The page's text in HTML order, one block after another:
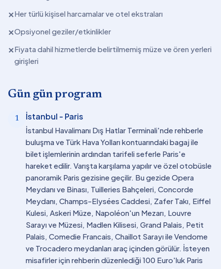
✕Her türlü kişisel harcamalar ve otel ekstraları
✕Opsiyonel geziler/etkinlikler
✕Fiyata dahil hizmetlerde belirtilmemiş müze ve ören yerleri
girişleri
Gün gün program
1 İstanbul - Paris
İstanbul Havalimanı Dış Hatlar Terminali'nde rehberle
buluşma ve Türk Hava Yolları kontuarındaki bagaj ile
bilet işlemlerinin ardından tarifeli seferle Paris'e
hareket edilir. Varışta karşılama yapılır ve özel otobüsle
panoramik Paris gezisine geçilir. Bu gezide Opera
Meydanı ve Binası, Tuilleries Bahçeleri, Concorde
Meydanı, Champs-Elysées Caddesi, Zafer Takı, Eiffel
Kulesi, Askeri Müze, Napoléon'un Mezarı, Louvre
Sarayı ve Müzesi, Madlen Kilisesi, Grand Palais, Petit
Palais, Comedie Francais, Chaillot Sarayı ile Vendome
ve Trocadero meydanları araç içinden görülür. İsteyen
misafirler için rehberin düzenlediği 100 Euro'luk Paris